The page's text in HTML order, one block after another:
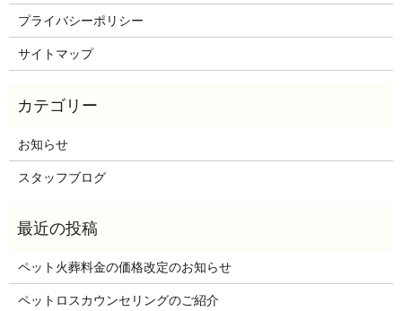
プライバシーポリシー
サイトマップ
お知らせ
スタッフブログ
ペット火葬料金の価格改定のお知らせ
ペットロスカウンセリングのご紹介